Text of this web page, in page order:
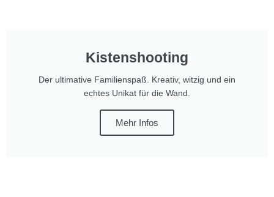
Kistenshooting
Der ultimative Familienspaß. Kreativ, witzig und ein
echtes Unikat für die Wand.
Mehr Infos